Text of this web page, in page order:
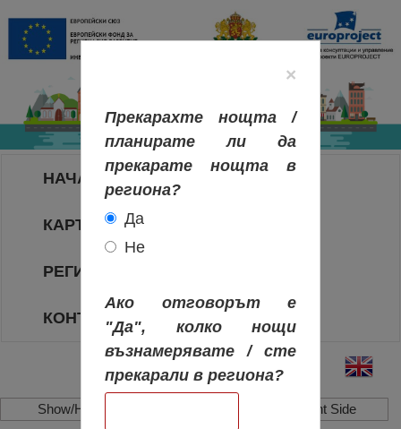
НАЧАЛО
КАРТА НА РЕГИОНИТЕ
РЕГИОНИ
КОНТАКТИ
Show/Hide Left Side Show/Hide Right Side
×
Прекарахте нощта /
планирате ли да
прекарате нощта в
региона?
Да
Не
Ако отговорът е
"Да", колко нощи
възнамерявате / сте
прекарали в региона?